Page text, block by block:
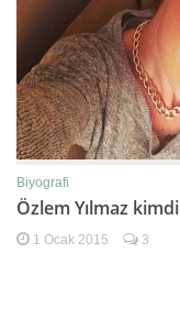
Biyografi
Özlem Yılmaz
1 Ocak 2015 3